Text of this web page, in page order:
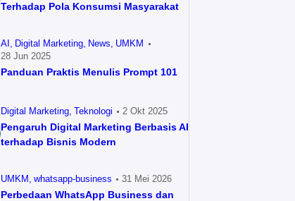
Terhadap Pola Konsumsi Masyarakat
AI Digital Marketing News
UMKM
28 Jun 2025
Panduan Praktis Menulis Prompt 101
Digital Marketing Teknologi 2 Okt 2025
Pengaruh Digital Marketing Berbasis AI
terhadap Bisnis Modern
UMKM whatsapp-business 31 Mei 2026
Perbedaan WhatsApp Business dan